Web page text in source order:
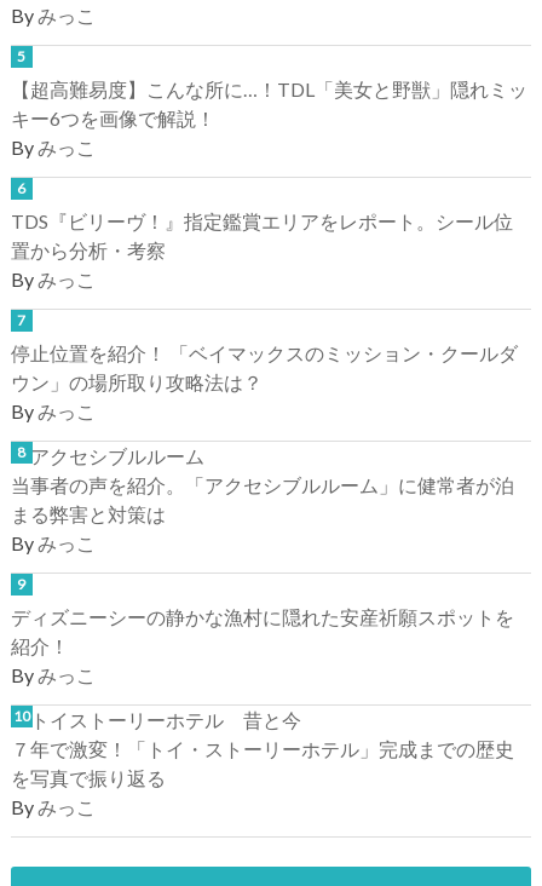
Byみっこ
【超高難易度】こんな所に…！TDL「美女と野獣」隠れミッ
キー6つを画像で解説！
Byみっこ
TDS『ビリーヴ！』指定鑑賞エリアをレポート。シール位
置から分析・考察
Byみっこ
停止位置を紹介！ 「ベイマックスのミッション・クールダ
ウン」の場所取り攻略法は？
Byみっこ
当事者の声を紹介。「アクセシブルルーム」に健常者が泊
まる弊害と対策は
Byみっこ
ディズニーシーの静かな漁村に隠れた安産祈願スポットを
紹介！
Byみっこ
７年で激変！「トイ・ストーリーホテル」完成までの歴史
を写真で振り返る
Byみっこ